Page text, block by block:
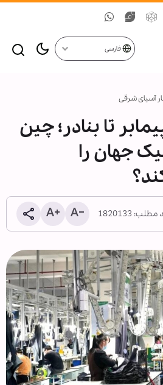
فارسی
آسیای شرقی
تا بنادر؛ چین
جهان را
1820133